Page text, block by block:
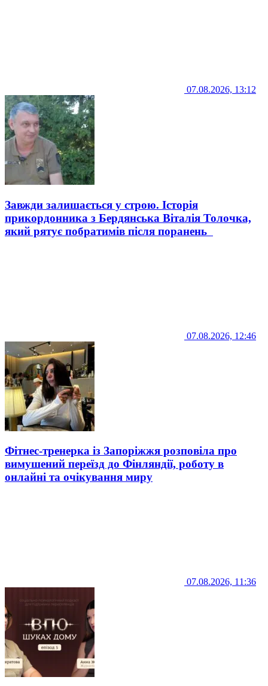
07.08.2026, 13:12
Завжди залишається у строю. Історія
прикордонника з Бердянська Віталія Толочка,
який рятує побратимів після поранень
07.08.2026, 12:46
Фітнес-тренерка із Запоріжжя розповіла про
вимушений переїзд до Фінляндії, роботу в
онлайні та очікування миру
07.08.2026, 11:36